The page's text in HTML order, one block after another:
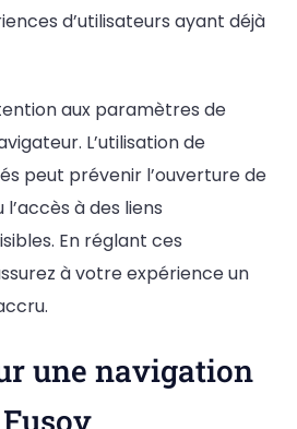
d’utilisateurs ayant déjà
aux paramètres de
L’utilisation de
peut prévenir l’ouverture de
à des liens
En réglant ces
à votre expérience un
une navigation